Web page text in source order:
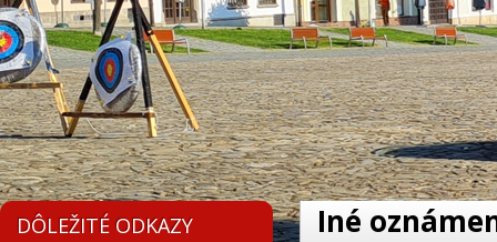
DÔLEŽITÉ ODKAZY Iné